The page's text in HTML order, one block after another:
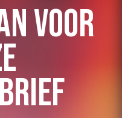
VOOR